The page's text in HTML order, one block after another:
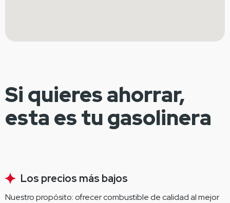
Si quieres ahorrar,
esta es tu gasolinera
Los precios más bajos
Nuestro propósito: ofrecer combustible de calidad al mejor